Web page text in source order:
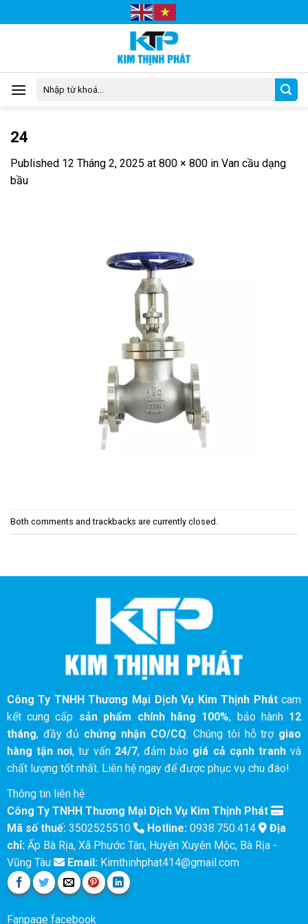
to
Tìm
kiếm:
24
Published 12 Tháng 2, 2025 at 800 × 800 in Van cầu dạng
bầu
Both comments and trackbacks are currently closed.
Công Ty TNHH Thương Mại Dịch Vụ Kim Thịnh Phátcam
kết cung cấp sản phẩm chính hãng 100%, bảo hành 12
tháng, đầy đủ chứng nhận CO/CQ. Chúng tôi hỗ trợ giao
hàng tận nơi, tư vấn 24/7, đảm bảo giá cả cạnh tranh và
chất lượng tốt nhất. Liên hệ ngay để được phục vụ chu đáo!
Thông tin liên hệ
Công Ty TNHH Thương Mại Dịch Vụ Kim Thịnh Phát
Mã số thuế:3502525510 Hotline:0938.750.414
Địa
chỉ:Ấp Bà Rịa, Xã Phước Tân, Huyện Xuyên Mộc, Bà Rịa -
Vũng Tàu
Email:Kimthinhphat414@gmail.com
Fanpage facebook